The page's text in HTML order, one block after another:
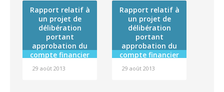
entre la Polynésie
française et
l’Autorité de
Sûreté Nucléaire
montée des eaux
Rapport relatif à
un projet de
délibération
portant
approbation du
compte financier
de l’établissement
29 août 2013
Rapport relatif à
un projet de
délibération
portant
approbation du
compte financier
de l’établissement
29 août 2013